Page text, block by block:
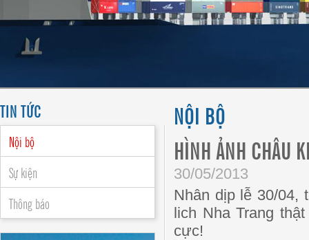
TIN TỨC
Nội bộ
Sự kiện
Thông báo
NỘI BỘ
HÌNH ẢNH CHÂU
30/05/2013
Nhân dịp lễ 30/04,
lich Nha Trang
cực!